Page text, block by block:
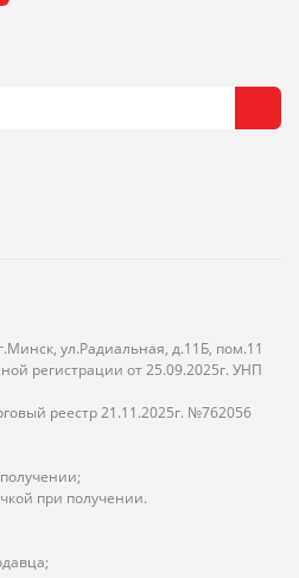
ул.Радиальная, д.11Б, пом.11
регистрации от 25.09.2025г. УНП
реестр 21.11.2025г. №762056
при получении.